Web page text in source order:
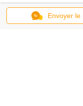
Envoyer le